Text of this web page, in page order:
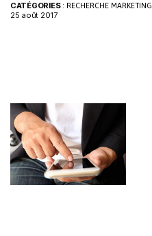
CATÉGORIES: RECHERCHE MARKETING
25 août 2017